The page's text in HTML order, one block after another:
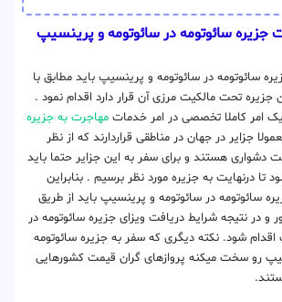
جزیره سائوتومه در سائوتومه و پرینسیپ
سائوتومه در سائوتومه و پرینسیپ باید مطابق با
جزیره تحت مالکیت مرزی آن قرار دارد اقدام نمود .
یک امر کاملا تخصصی در امر خدمات مهاجرت به جزیره
جزایر در جهان در مناطقی قراردارند که از نظر
دشواری هستند و برای سفر به این جزایر حتما باید
تا درنهایت به جزیره مورد نظر برسیم . بنابراین
سائوتومه در سائوتومه و پرینسیپ باید از طریق
و در نتیجه شرایط دریافت ویزای جزیره سائوتومه در
شود. نکته دیگری که سفر به جزیره سائوتومه
رو سخت میکنه پروازهای گران قیمت کشورهایی